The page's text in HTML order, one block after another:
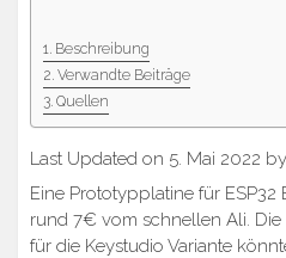
Beschreibung
Verwandte Beiträge
Quellen
Last Updated on 5. Mai 2022 by
Eine Prototypplatine für
rund 7€ vom schnellen Ali.
für die Keystudio Variante